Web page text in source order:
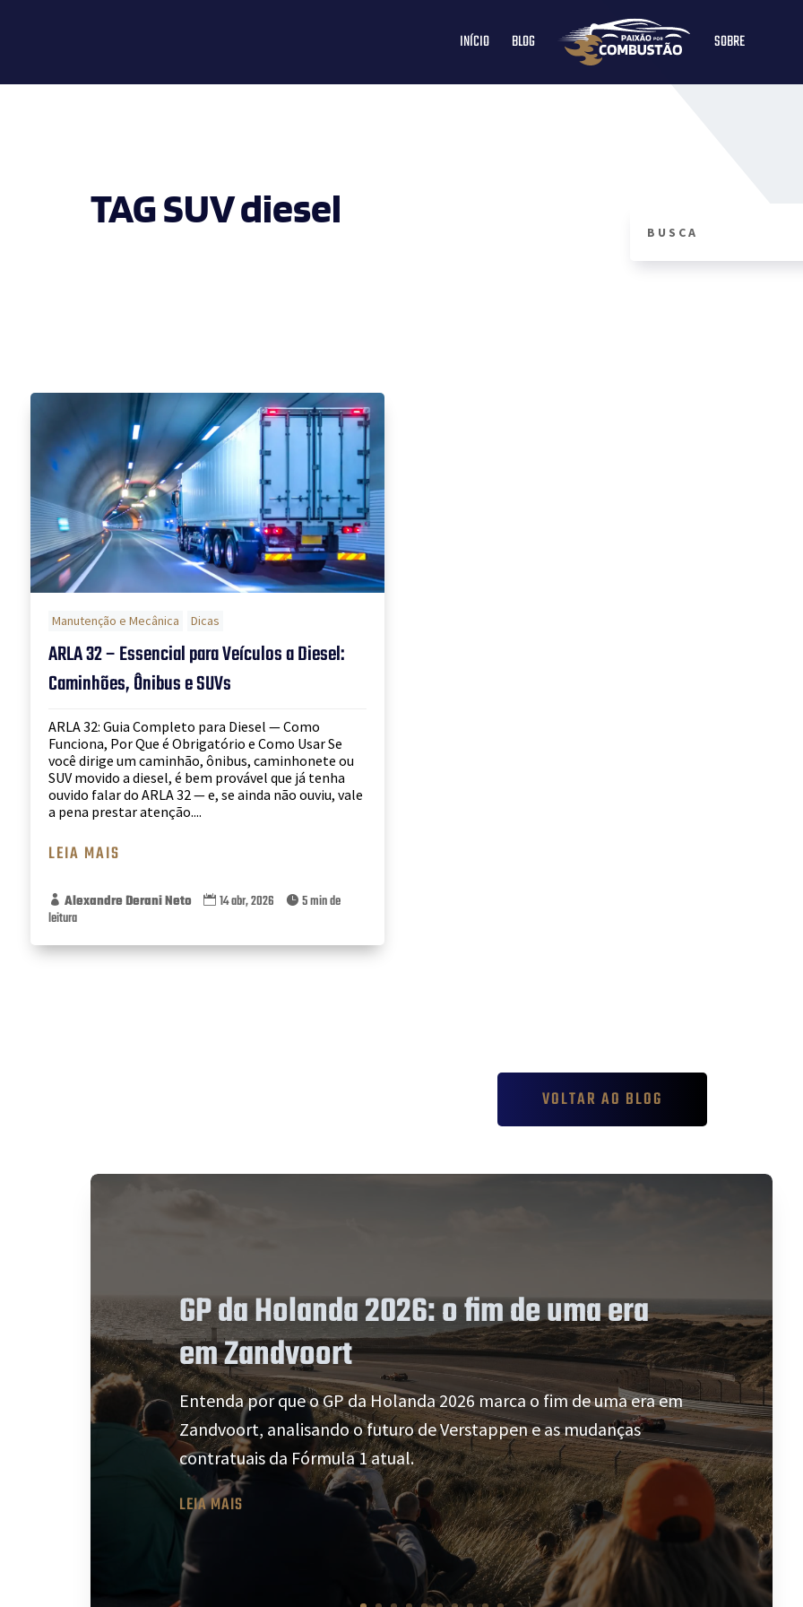
INÍCIO BLOG SOBRE
TAG SUV diesel
Manutenção e Mecânica Dicas
ARLA 32 – Essencial para Veículos a Diesel:
Caminhões, Ônibus e SUVs
ARLA 32: Guia Completo para Diesel — Como
Funciona, Por Que é Obrigatório e Como Usar Se
você dirige um caminhão, ônibus, caminhonete ou
SUV movido a diesel, é bem provável que já tenha
ouvido falar do ARLA 32 — e, se ainda não ouviu, vale
a pena prestar atenção....
LEIA MAIS
 Alexandre Derani Neto  14 abr, 2026  5 min de
leitura
VOLTAR AO BLOG
GP da Holanda 2026: o fim de uma era
em Zandvoort
Entenda por que o GP da Holanda 2026 marca o fim de uma era em
Zandvoort, analisando o futuro de Verstappen e as mudanças
contratuais da Fórmula 1 atual.
LEIA MAIS